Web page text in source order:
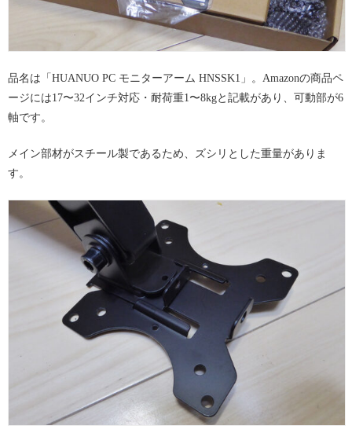
品名は「HUANUO PC モニターアーム HNSSK1」。Amazonの商品ペ
ージには17〜32インチ対応・耐荷重1〜8kgと記載があり、可動部が6
軸です。
メイン部材がスチール製であるため、ズシリとした重量がありま
す。